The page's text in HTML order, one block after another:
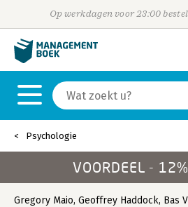
Op werkdagen voor 23:00
Psychologie
VOORDEEL -
Gregory Maio, Geoffrey Haddock, Bas